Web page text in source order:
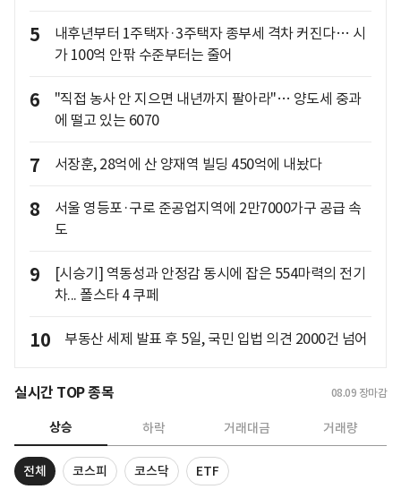
5
내후년부터 1주택자·3주택자 종부세 격차 커진다… 시
가 100억 안팎 수준부터는 줄어
6
"직접 농사 안 지으면 내년까지 팔아라"… 양도세 중과
에 떨고 있는 6070
7 서장훈, 28억에 산 양재역 빌딩 450억에 내놨다
8
서울 영등포·구로 준공업지역에 2만7000가구 공급 속
도
9
[시승기] 역동성과 안정감 동시에 잡은 554마력의 전기
차... 폴스타 4 쿠페
10 부동산 세제 발표 후 5일, 국민 입법 의견 2000건 넘어
실시간 TOP 종목 08.09 장마감
상승 하락 거래대금 거래량
전체 코스피 코스닥 ETF